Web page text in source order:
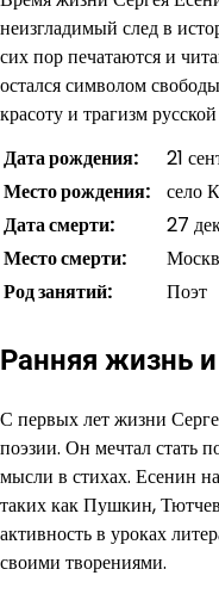
неизгладимый след в
сих пор печатаются и
остался символом
красоту и трагизм
Дата рождения:
21
Место рождения:
село
Дата смерти:
27
Место смерти:
Род занятий:
Поэт
Ранняя жизнь
С первых лет жизни
поэзии. Он мечтал стать
мысли в стихах. Есенин
таких как Пушкин,
активность в уроках
своими творениями.